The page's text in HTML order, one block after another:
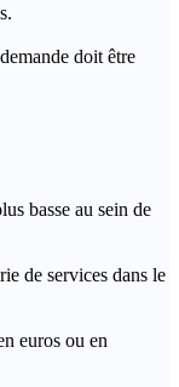
doit être
basse au sein de
de services dans le
euros ou en